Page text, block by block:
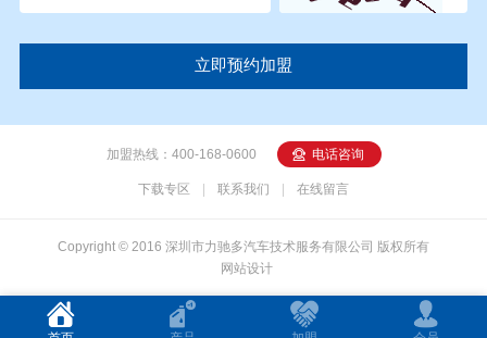
加盟热线：400-168-0600 电话咨询
下载专区 | 联系我们 | 在线留言
Copyright © 2016 深圳市力驰多汽车技术服务有限公司 版权所有
网站设计